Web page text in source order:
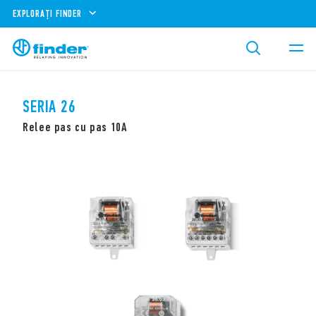
EXPLORAȚI FINDER
SERIA 26
Relee pas cu pas 10A